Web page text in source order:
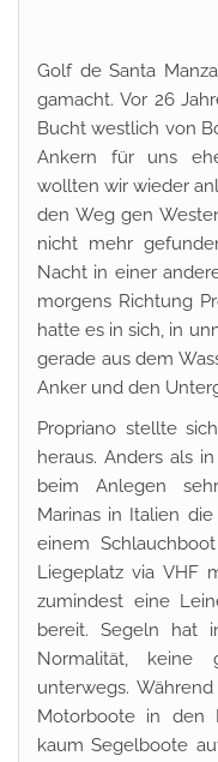
Golf de Santa
gamacht. Vor 26
Bucht westlich von
Ankern für uns
wollten wir wieder
den Weg gen
nicht mehr
Nacht in einer
morgens Richtung
hatte es in sich, in
gerade aus dem
Anker und den
Propriano stellte
heraus. Anders als
beim Anlegen
Marinas in Italien
einem
Liegeplatz via VHF
zumindest eine
bereit. Segeln hat
Normalität,
unterwegs.
Motorboote in den
kaum Segelboote